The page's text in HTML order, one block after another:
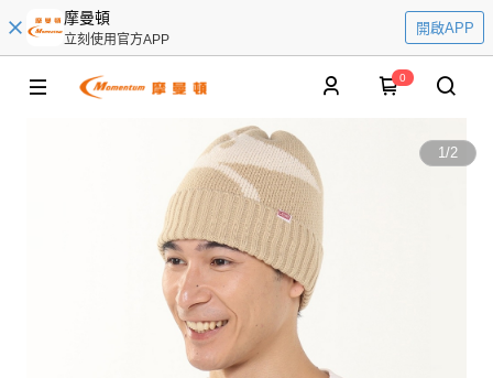
摩曼頓
立刻使用官方APP
開啟APP
0
1/2